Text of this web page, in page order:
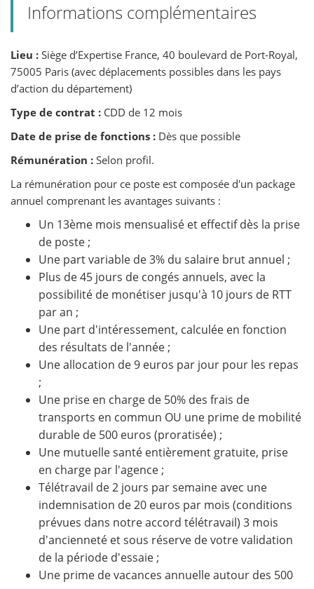
Informations complémentaires
Lieu : Siège d’Expertise France, 40 boulevard de Port-Royal,
75005 Paris (avec déplacements possibles dans les pays
d’action du département)
Type de contrat : CDD de 12 mois
Date de prise de fonctions : Dès que possible
Rémunération : Selon profil.
La rémunération pour ce poste est composée d'un package
annuel comprenant les avantages suivants :
Un 13ème mois mensualisé et effectif dès la prise
de poste ;
Une part variable de 3% du salaire brut annuel ;
Plus de 45 jours de congés annuels, avec la
possibilité de monétiser jusqu'à 10 jours de RTT
par an ;
Une part d'intéressement, calculée en fonction
des résultats de l'année ;
Une allocation de 9 euros par jour pour les repas
;
Une prise en charge de 50% des frais de
transports en commun OU une prime de mobilité
durable de 500 euros (proratisée) ;
Une mutuelle santé entièrement gratuite, prise
en charge par l'agence ;
Télétravail de 2 jours par semaine avec une
indemnisation de 20 euros par mois (conditions
prévues dans notre accord télétravail) 3 mois
d'ancienneté et sous réserve de votre validation
de la période d'essaie ;
Une prime de vacances annuelle autour des 500